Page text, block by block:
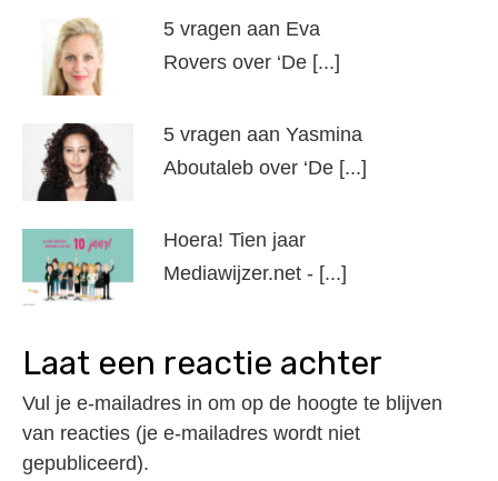
5 vragen aan Eva
Rovers over ‘De [...]
5 vragen aan Yasmina
Aboutaleb over ‘De [...]
Hoera! Tien jaar
Mediawijzer.net - [...]
laat een reactie achter
Vul je e-mailadres in om op de hoogte te blijven
van reacties (je e-mailadres wordt niet
gepubliceerd).